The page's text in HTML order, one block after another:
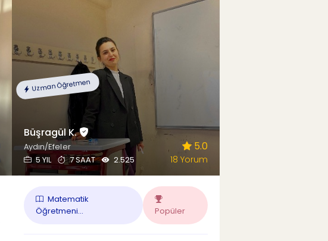
Uzman Öğretmen
Büşragül K.
Aydın/Efeler
5 YIL
7 SAAT 2.525
5.0
18 Yorum
Matematik
Öğretmeni...
Popüler